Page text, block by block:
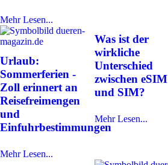
Mehr Lesen...
Urlaub:
Sommerferien -
Zoll erinnert an
Reisefreimengen
und
Einfuhrbestimmungen
Mehr Lesen...
Was ist der
wirkliche
Unterschied
zwischen eSIM
und SIM?
Mehr Lesen...